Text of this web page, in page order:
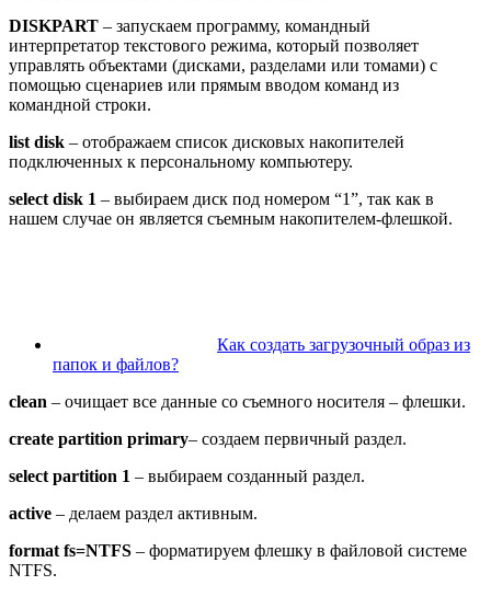
DISKPART – запускаем программу, командный
интерпретатор текстового режима, который позволяет
управлять объектами (дисками, разделами или томами) с
помощью сценариев или прямым вводом команд из
командной строки.
list disk – отображаем список дисковых накопителей
подключенных к персональному компьютеру.
select disk 1 – выбираем диск под номером “1”, так как в
нашем случае он является съемным накопителем-флешкой.
Как создать загрузочный образ из
папок и файлов?
clean – очищает все данные со съемного носителя – флешки.
create partition primary– создаем первичный раздел.
select partition 1 – выбираем созданный раздел.
active – делаем раздел активным.
format fs=NTFS – форматируем флешку в файловой системе
NTFS.